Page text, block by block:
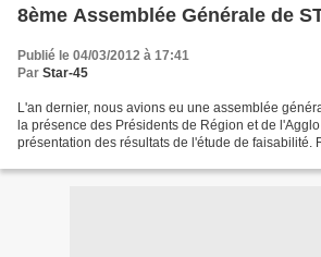
8ème Assemblée Générale de
Publié le 04/03/2012 à 17:41
Par Star-45
L'an dernier, nous avions eu une assemblée
la présence des Présidents de Région et de
présentation des résultats de l'étude de faisabilité.